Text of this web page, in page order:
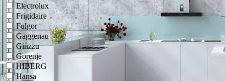
Electrolux
Frigidaire
Fulgor
Gaggenau
Ginzzu
Gorenje
HIBERG
Hansa